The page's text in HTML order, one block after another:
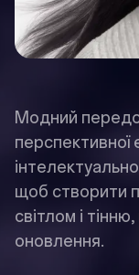
Модний
щоб створити
світлом і
оновлення.